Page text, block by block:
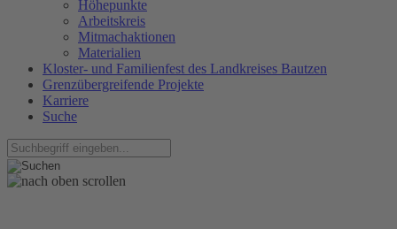
Höhepunkte
Arbeitskreis
Mitmachaktionen
Materialien
Kloster- und Familienfest des Landkreises Bautzen
Grenzübergreifende Projekte
Karriere
Suche